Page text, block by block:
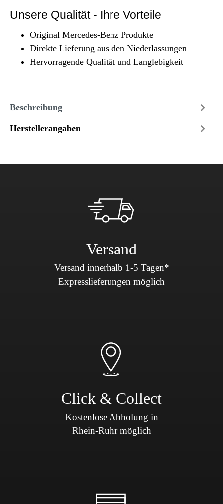
Unsere Qualität - Ihre Vorteile
Original Mercedes-Benz Produkte
Direkte Lieferung aus den Niederlassungen
Hervorragende Qualität und Langlebigkeit
Beschreibung
Herstellerangaben
Versand
Versand innerhalb 1-5 Tagen*
Expresslieferungen möglich
Click & Collect
Kostenlose Abholung in
Rhein-Ruhr möglich